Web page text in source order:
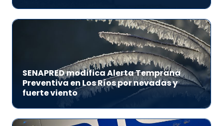
SENAPRED modifica Alerta Temprana
Preventiva en Los Ríos por nevadas y
fuerte viento